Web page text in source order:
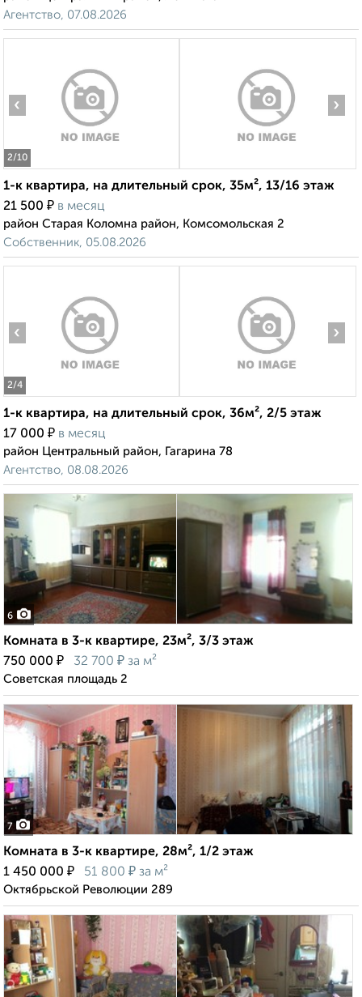
Агентство, 07.08.2026
2/10
‹ ›
1-к квартира, на длительный срок, 35м², 13/16 этаж
21 500 ₽ в месяц
район Старая Коломна район, Комсомольская 2
Собственник, 05.08.2026
2/4
‹ ›
1-к квартира, на длительный срок, 36м², 2/5 этаж
17 000 ₽ в месяц
район Центральный район, Гагарина 78
Агентство, 08.08.2026
6
Комната в 3-к квартире, 23м², 3/3 этаж
750 000 ₽ 32 700 ₽ за м²
Советская площадь 2
7
Комната в 3-к квартире, 28м², 1/2 этаж
1 450 000 ₽ 51 800 ₽ за м²
Октябрьской Революции 289